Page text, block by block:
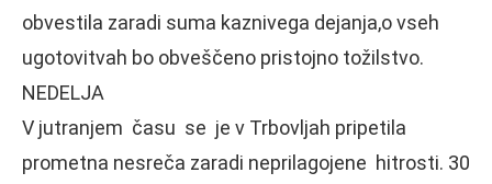
obvestila zaradi suma kaznivega dejanja,o vseh
ugotovitvah bo obveščeno pristojno tožilstvo.
NEDELJA
V jutranjem času se je v Trbovljah pripetila
prometna nesreča zaradi neprilagojene hitrosti. 30